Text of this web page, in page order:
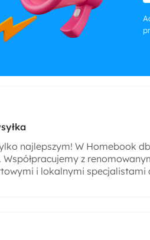
najlepszym! W Homebook
Współpracujemy z
i lokalnymi specjalistami